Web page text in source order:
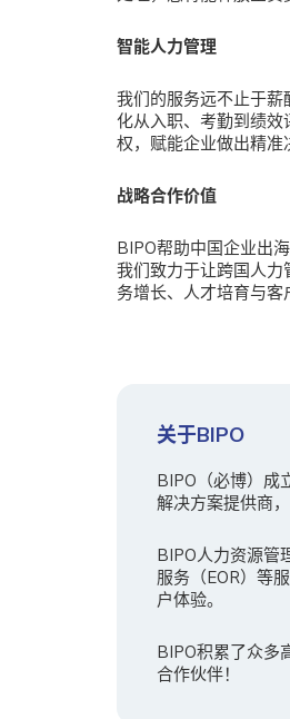
智能人力管理
我们的服务远不止于薪
化从入职、考勤到绩
权，赋能企业做出精准
战略合作价值
BIPO帮助中国企业出海
我们致力于让跨国人
务增长、人才培育与客
关于BIPO
BIPO（必博）成
解决方案提供商
BIPO人力资源管
服务（EOR）等
户体验。
BIPO积累了众多
合作伙伴！